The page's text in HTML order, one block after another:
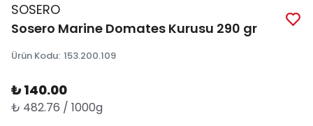
SOSERO
Sosero Marine Domates Kurusu 290 gr
Ürün Kodu: 153.200.109
₺ 140.00
₺ 482.76 / 1000g